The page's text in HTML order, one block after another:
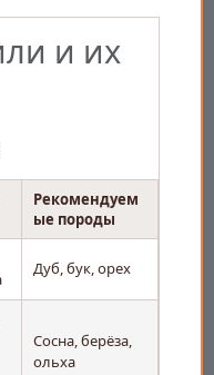
и их
Рекомендуем
ые породы
Дуб, бук, орех
Сосна, берёза,
ольха